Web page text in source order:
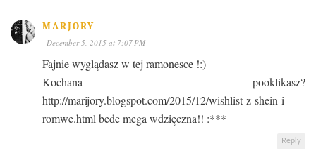
MARJORY
December 5, 2015 at 7:07 PM
Fajnie wyglądasz w tej ramonesce !:)
Kochana pooklikasz?
http://marijory.blogspot.com/2015/12/wishlist-z-shein-i-
romwe.html bede mega wdzięczna!! :***
Reply